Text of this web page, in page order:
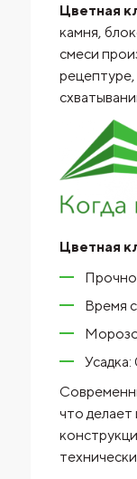
Цветная
камня,
смеси
Цветная
Время
что